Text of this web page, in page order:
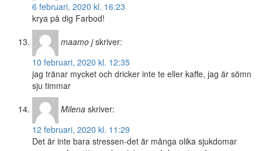
6 februari, 2020 kl. 16:23
krya på dig Farbod!
maamo j skriver:
10 februari, 2020 kl. 12:35
jag tränar mycket och dricker inte te eller kaffe, jag är sömn
sju timmar
Milena skriver:
12 februari, 2020 kl. 11:29
Det är inte bara stressen-det är många olika sjukdomar